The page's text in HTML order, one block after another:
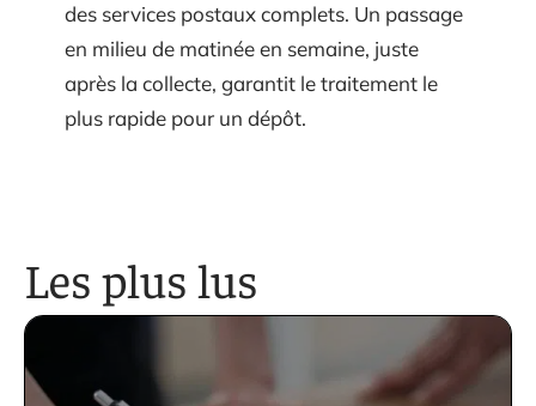
des services postaux complets. Un passage
en milieu de matinée en semaine, juste
après la collecte, garantit le traitement le
plus rapide pour un dépôt.
Les plus lus